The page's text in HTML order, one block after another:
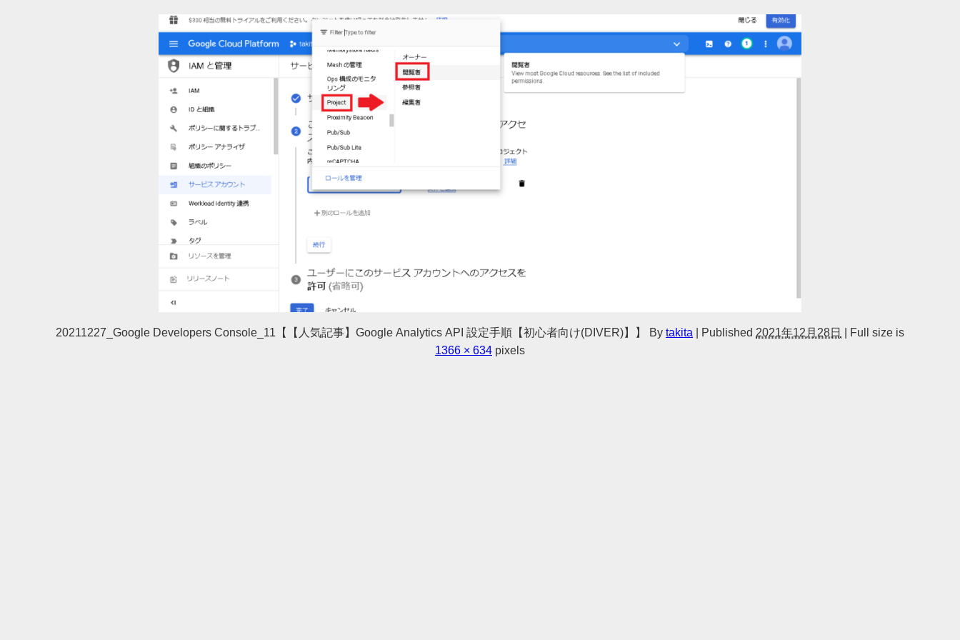
20211227_Google Developers Console_11【【人気記事】Google Analytics API 設定手順【初心者向け(DIVER)】】 By takita Published 2021年12月28日
Full size is
1366 × 634 pixels